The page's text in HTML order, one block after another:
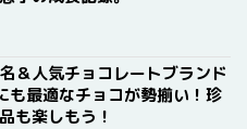
＆人気チョコレートブランド
も最適なチョコが勢揃い！珍
も楽しもう！